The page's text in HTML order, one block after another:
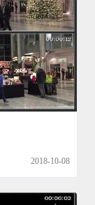
2018-10-08